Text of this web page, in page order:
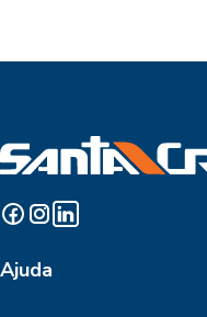
Ajuda